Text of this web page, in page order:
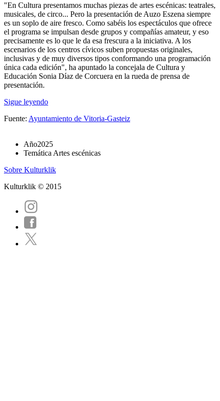
"En Cultura presentamos muchas piezas de artes escénicas: teatrales,
musicales, de circo... Pero la presentación de Auzo Eszena siempre
es un soplo de aire fresco. Como sabéis los espectáculos que ofrece
el programa se impulsan desde grupos y compañías amateur, y eso
precisamente es lo que le da esa frescura a la iniciativa. A los
escenarios de los centros cívicos suben propuestas originales,
inclusivas y de muy diversos tipos conformando una programación
única cada edición", ha apuntado la concejala de Cultura y
Educación Sonia Díaz de Corcuera en la rueda de prensa de
presentación.
Sigue leyendo
Fuente: Ayuntamiento de Vitoria-Gasteiz
Año2025
Temática Artes escénicas
Sobre Kulturklik
Kulturklik © 2015